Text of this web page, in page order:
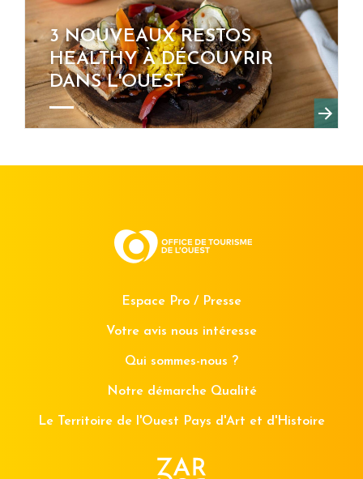
3 NOUVEAUX RESTOS
HEALTHY À DÉCOUVRIR
DANS L'OUEST
Espace Pro / Presse
Votre avis nous intéresse
Qui sommes-nous ?
Notre démarche Qualité
Le Territoire de l'Ouest Pays d'Art et d'Histoire